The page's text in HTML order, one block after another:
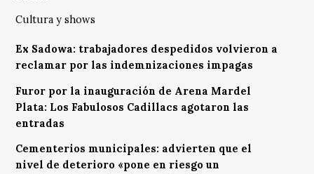
Cultura y shows
Ex Sadowa: trabajadores despedidos volvieron a
reclamar por las indemnizaciones impagas
Furor por la inauguración de Arena Mardel
Plata: Los Fabulosos Cadillacs agotaron las
entradas
Cementerios municipales: advierten que el
nivel de deterioro «pone en riesgo un